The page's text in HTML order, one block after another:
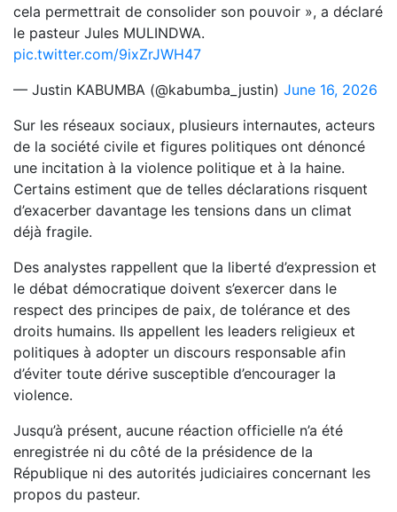
cela permettrait de consolider son pouvoir », a déclaré
le pasteur Jules MULINDWA.
pic.twitter.com/9ixZrJWH47
— Justin KABUMBA (@kabumba_justin) June 16, 2026
Sur les réseaux sociaux, plusieurs internautes, acteurs
de la société civile et figures politiques ont dénoncé
une incitation à la violence politique et à la haine.
Certains estiment que de telles déclarations risquent
d’exacerber davantage les tensions dans un climat
déjà fragile.
Des analystes rappellent que la liberté d’expression et
le débat démocratique doivent s’exercer dans le
respect des principes de paix, de tolérance et des
droits humains. Ils appellent les leaders religieux et
politiques à adopter un discours responsable afin
d’éviter toute dérive susceptible d’encourager la
violence.
Jusqu’à présent, aucune réaction officielle n’a été
enregistrée ni du côté de la présidence de la
République ni des autorités judiciaires concernant les
propos du pasteur.